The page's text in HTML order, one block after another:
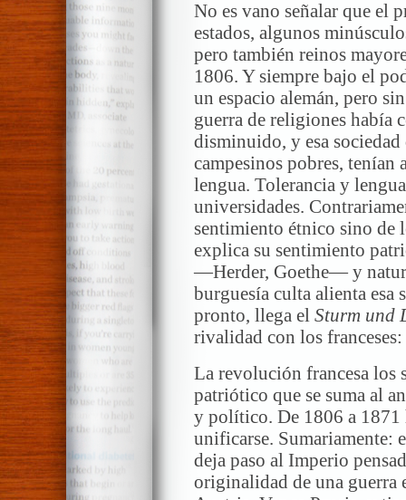
No es vano señalar que el
estados, algunos
pero también reinos
1806. Y siempre bajo el
un espacio alemán, pero
guerra de religiones había
disminuido, y esa sociedad
campesinos pobres, tenían
lengua. Tolerancia y
universidades.
sentimiento étnico sino de
explica su sentimiento
—Herder, Goethe— y
burguesía culta alienta esa
pronto, llega el Sturm und
rivalidad con los
La revolución francesa los
patriótico que se suma al
y político. De 1806 a 1871
unificarse. Sumariamente:
deja paso al Imperio
originalidad de una guerra